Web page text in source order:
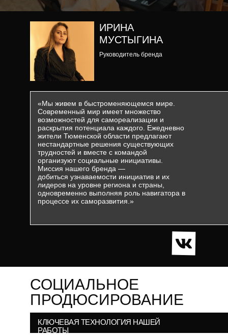
Руководитель бренда
ИРИНА
МУСТЫГИНА
«Мы живем в быстроменяющемся мире.
Современная молодёжь имеет множество
возможностей для самореализации и раскрытия
своего потенциала. Ежедневно молодые люди
Тюменской области предлагают нестандартные
решения существующих трудностей и вместе
с командами организуют социальные инициативы.
Миссия нашего бренда — сделать эти инициативы
и их лидеров узнаваемым в регионе и стране,
а также стать навигаторами молодежи в процессе
ее саморазвития»
«Мы живем в быстроменяющемся мире.
Современный мир имеет множество
возможностей для самореализации и
раскрытия потенциала каждого. Ежедневно
жители Тюменской области предлагают
нестандартные решения существующих
трудностей и вместе с командой
организуют социальные инициативы.
Миссия нашего бренда —
добиться узнаваемости инициатив и их
лидеров на уровне региона и страны,
одновременно выполняя роль навигатора в
процессе их саморазвития.»
СОЦИАЛЬНОЕ
ПРОДЮСИРОВАНИЕ
КЛЮЧЕВАЯ ТЕХНОЛОГИЯ НАШЕЙ
РАБОТЫ